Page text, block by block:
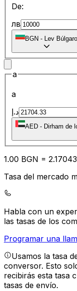
De:
лв
BGN - Lev Búlgaro
a
a
د.إ
AED - Dirham de
1.00 BGN = 2.17
Tasa del mercado
Habla con un
las tasas de los
Programar una
Usamos la tasa
conversor. Esto
recibirás esta tasa
tasas de envío.